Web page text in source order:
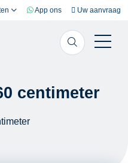
App ons Uw aanvraag
centimeter